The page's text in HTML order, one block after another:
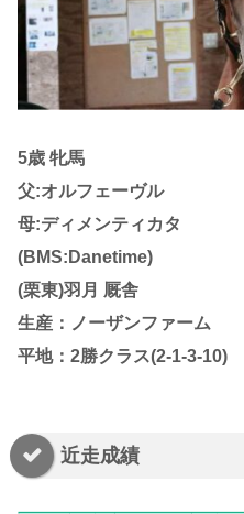
5歳 牝馬
父:オルフェーヴル
母:ディメンティカタ
(BMS:Danetime)
(栗東)羽月 厩舎
生産：ノーザンファーム
平地：2勝クラス(2-1-3-10)
近走成績